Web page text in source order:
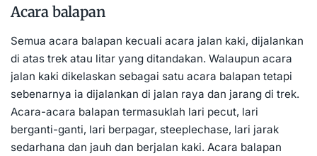
Acara balapan
Semua acara balapan kecuali acara jalan kaki, dijalankan
di atas trek atau litar yang ditandakan. Walaupun acara
jalan kaki dikelaskan sebagai satu acara balapan tetapi
sebenarnya ia dijalankan di jalan raya dan jarang di trek.
Acara-acara balapan termasuklah lari pecut, lari
berganti-ganti, lari berpagar, steeplechase, lari jarak
sedarhana dan jauh dan berjalan kaki. Acara balapan